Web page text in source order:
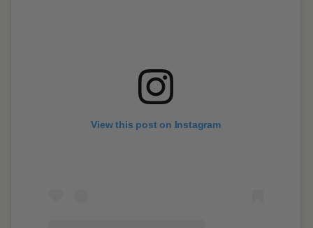
View this post on Instagram